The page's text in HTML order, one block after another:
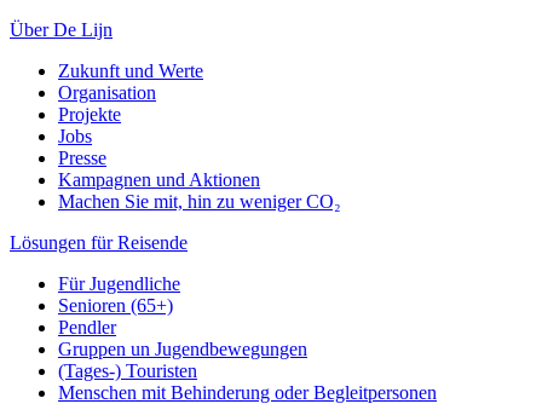
Über De Lijn
Zukunft und Werte
Organisation
Projekte
Jobs
Presse
Kampagnen und Aktionen
Machen Sie mit, hin zu weniger CO₂
Lösungen für Reisende
Für Jugendliche
Senioren (65+)
Pendler
Gruppen un Jugendbewegungen
(Tages-) Touristen
Menschen mit Behinderung oder Begleitpersonen